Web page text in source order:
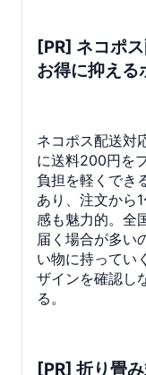
[PR] ネコポ
お得に抑える
ネコポス配送対
に送料200円を
負担を軽くでき
あり、注文から
感も魅力的。全
届く場合が多い
い物に持ってい
ザインを確認し
る。
[PR] 折り畳